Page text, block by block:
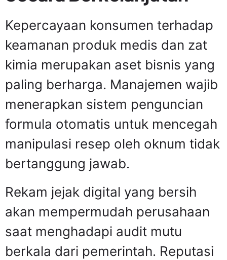
Kepercayaan konsumen terhadap
keamanan produk medis dan zat
kimia merupakan aset bisnis yang
paling berharga. Manajemen wajib
menerapkan sistem penguncian
formula otomatis untuk mencegah
manipulasi resep oleh oknum tidak
bertanggung jawab.
Rekam jejak digital yang bersih
akan mempermudah perusahaan
saat menghadapi audit mutu
berkala dari pemerintah. Reputasi